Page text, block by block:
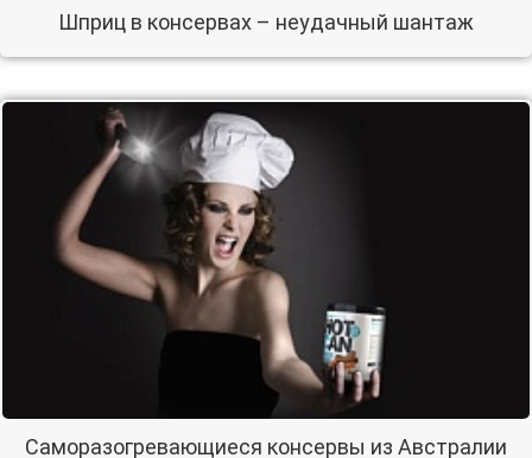
Шприц в консервах – неудачный шантаж
Саморазогревающиеся консервы из Австралии